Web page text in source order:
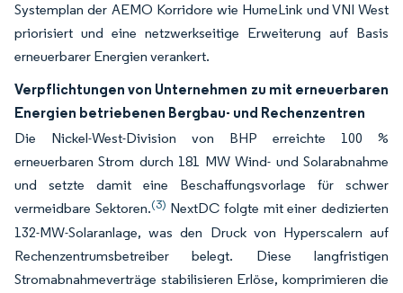
Systemplan der AEMO Korridore wie HumeLink und VNI West
priorisiert und eine netzwerkseitige Erweiterung auf Basis
erneuerbarer Energien verankert.
Verpflichtungen von Unternehmen zu mit erneuerbaren
Energien betriebenen Bergbau- und Rechenzentren
Die Nickel-West-Division von BHP erreichte 100 %
erneuerbaren Strom durch 181 MW Wind- und Solarabnahme
und setzte damit eine Beschaffungsvorlage für schwer
vermeidbare Sektoren.(3) NextDC folgte mit einer dedizierten
132-MW-Solaranlage, was den Druck von Hyperscalern auf
Rechenzentrumsbetreiber belegt. Diese langfristigen
Stromabnahmeverträge stabilisieren Erlöse, komprimieren die